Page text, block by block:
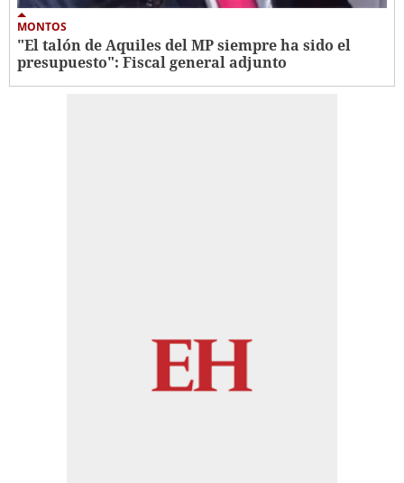
MONTOS
"El talón de Aquiles del MP siempre ha sido el
presupuesto": Fiscal general adjunto